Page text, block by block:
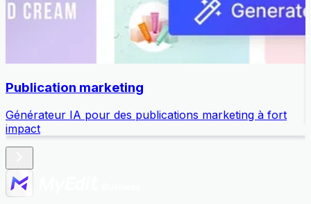
Publication marketing
Générateur IA pour des publications marketing à fort
impact